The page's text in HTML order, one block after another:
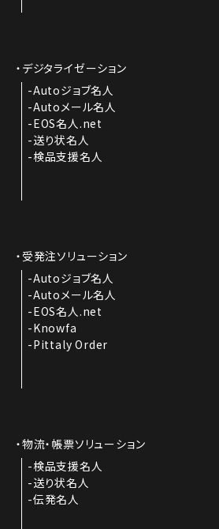
デジタライゼーション
Autoジョブ名人
Autoメール名人
EOS名人.net
送り状名人
検品支援名人
受発注ソリューション
Autoジョブ名人
Autoメール名人
EOS名人.net
Knowfa
Pittaly Order
物流・帳票ソリューション
検品支援名人
送り状名人
伝発名人